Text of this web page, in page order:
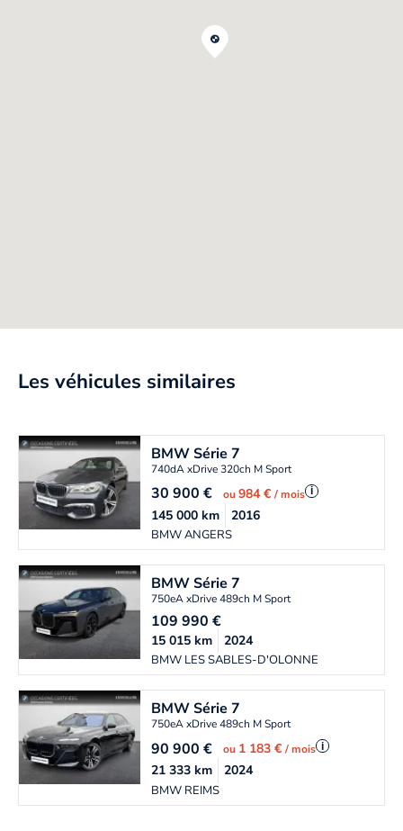
Les véhicules similaires
BMWSérie 7
740dA xDrive 320ch M Sport
30 900€ ou984 €/ mois i
BMW ANGERS
145 000km 2016
BMWSérie 7
750eA xDrive 489ch M Sport
109 990€
BMW LES SABLES-D'OLONNE
15 015km 2024
BMWSérie 7
750eA xDrive 489ch M Sport
90 900€ ou 1 183 €/ mois i
BMW REIMS
21 333km 2024